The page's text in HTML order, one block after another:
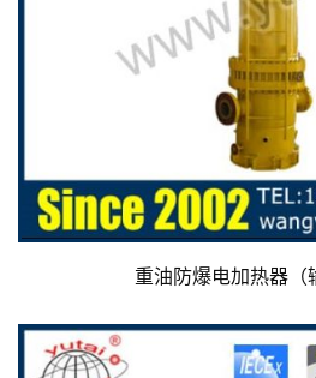
重油防爆电加热器（